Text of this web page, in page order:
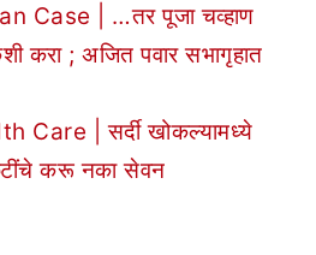
Case | …तर पूजा चव्हाण
करा ; अजित पवार सभागृहात
Care | सर्दी खोकल्यामध्ये
करू नका सेवन